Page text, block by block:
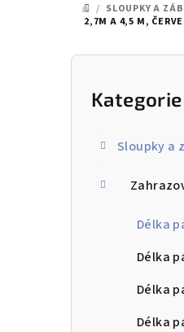
DOMŮ
/ SLOUPKY A
2,7M A 4,5 M,
P
Přeskočit
kategorie
Kategorie
Sloupky a
Délka
Délka
Délka
Délka